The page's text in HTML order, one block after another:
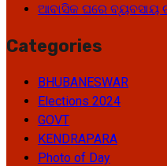
ଆବାସିକ ଘରେ ବ୍ୟବସାୟ
Categories
BHUBANESWAR
Elections 2024
GOVT
KENDRAPARA
Photo of Day